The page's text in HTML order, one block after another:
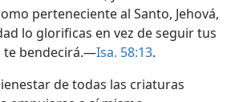
perteneciente al Santo, Jehová,
lo glorificas en vez de seguir tus
te bendecirá.—Isa. 58:13.
de todas las criaturas